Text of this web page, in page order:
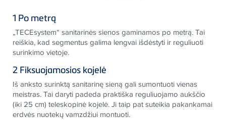
1 Po metrą
„TECEsystem“ sanitarinės sienos gaminamos po metrą. Tai
reiškia, kad segmentus galima lengvai išdėstyti ir reguliuoti
surinkimo vietoje.
2 Fiksuojamosios kojelė
Iš anksto surinktą sanitarinę sieną gali sumontuoti vienas
meistras. Tai daryti padeda praktiška reguliuojamo aukščio
(iki 25 cm) teleskopinė kojelė. Ji taip pat suteikia pakankamai
erdvės nuotekų vamzdžiui montuoti.